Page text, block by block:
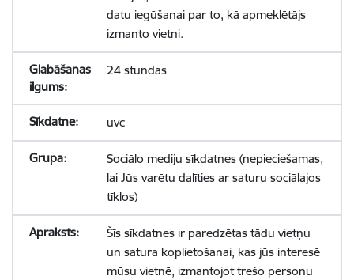
datu iegūšanai par to, kā apmeklētājs
izmanto vietni.
24 stundas
uvc
Sociālo mediju sīkdatnes (nepieciešamas,
lai Jūs varētu dalīties ar saturu sociālajos
tīklos)
Šīs sīkdatnes ir paredzētas tādu vietņu
un satura koplietošanai, kas jūs interesē
mūsu vietnē, izmantojot trešo personu